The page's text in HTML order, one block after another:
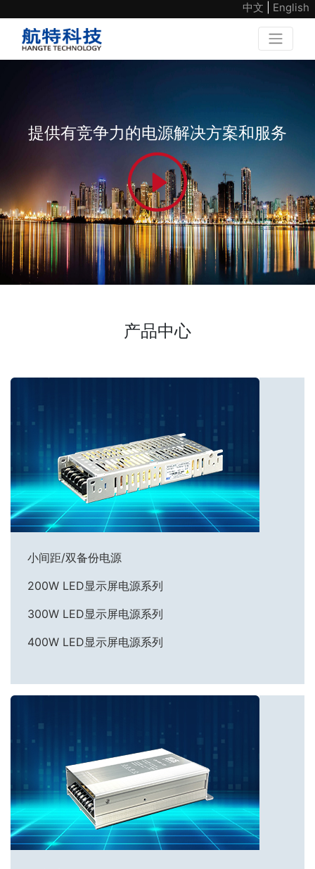
中文 English
提供有竞争力的电源解决方案和服务
产品中心
小间距/双备份电源
200W LED显示屏电源系列
300W LED显示屏电源系列
400W LED显示屏电源系列